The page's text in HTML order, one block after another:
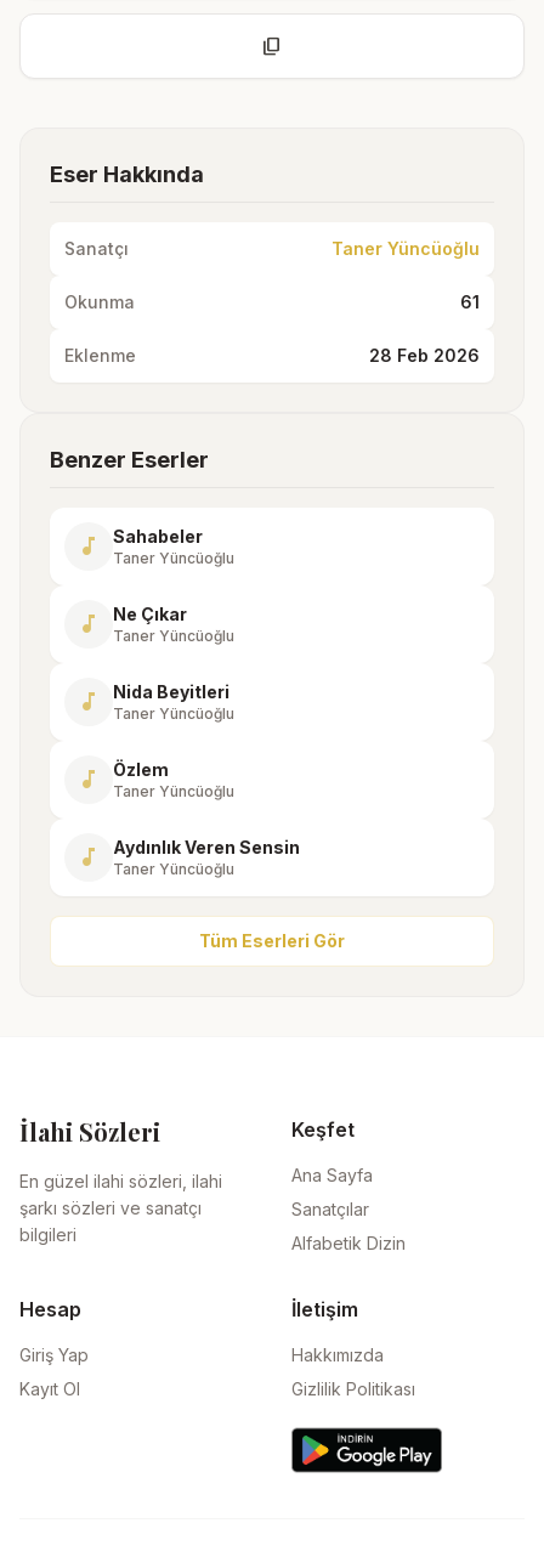
content_copy
Eser Hakkında
Sanatçı Taner Yüncüoğlu
Okunma 61
Eklenme 28 Feb 2026
Benzer Eserler
music_note Sahabeler
Taner Yüncüoğlu
music_note Ne Çıkar
Taner Yüncüoğlu
music_note Nida Beyitleri
Taner Yüncüoğlu
music_note Özlem
Taner Yüncüoğlu
music_note Aydınlık Veren Sensin
Taner Yüncüoğlu
Tüm Eserleri Gör
İlahi Sözleri
En güzel ilahi sözleri, ilahi
şarkı sözleri ve sanatçı
bilgileri
Keşfet
Ana Sayfa
Sanatçılar
Alfabetik Dizin
Hesap
Giriş Yap
Kayıt Ol
İletişim
Hakkımızda
Gizlilik Politikası